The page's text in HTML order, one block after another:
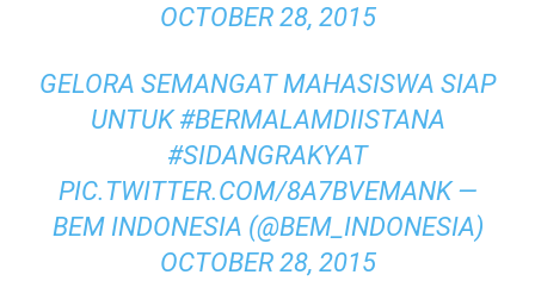
OCTOBER 28, 2015
GELORA SEMANGAT MAHASISWA SIAP
UNTUK#BERMALAMDIISTANA
#SIDANGRAKYAT
PIC.TWITTER.COM/8A7BVEMANK—
BEM INDONESIA (@BEM_INDONESIA)
OCTOBER 28, 2015